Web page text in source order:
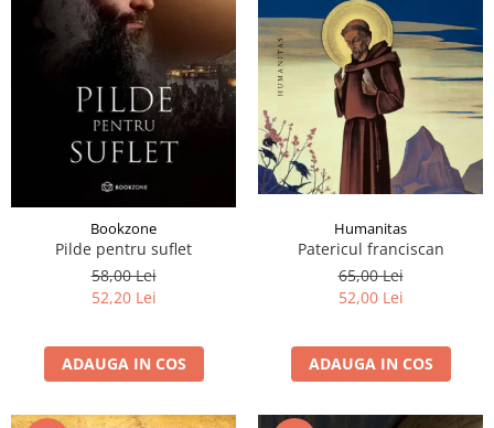
Bookzone
Pilde pentru suflet
58,00 Lei
52,20 Lei
ADAUGA IN COS
Humanitas
Patericul franciscan
65,00 Lei
52,00 Lei
ADAUGA IN COS